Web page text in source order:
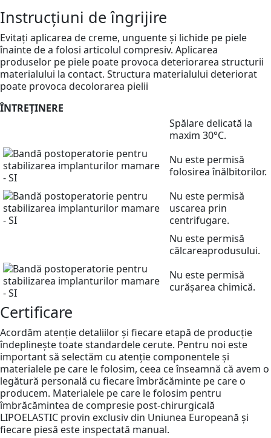
Instrucțiuni de îngrijire
Evitați aplicarea de creme, unguente și lichide pe piele
înainte de a folosi articolul compresiv. Aplicarea
produselor pe piele poate provoca deteriorarea structurii
materialului la contact. Structura materialului deteriorat
poate provoca decolorarea pielii
ÎNTREȚINERE
Spălare delicată la
maxim 30°C.
Nu este permisă
folosirea înălbitorilor.
Nu este permisă
uscarea prin
centrifugare.
Nu este permisă
călcareaprodusului.
Nu este permisă
curășarea chimică.
Certificare
Acordăm atenție detaliilor și fiecare etapă de producție
îndeplinește toate standardele cerute. Pentru noi este
important să selectăm cu atenție componentele și
materialele pe care le folosim, ceea ce înseamnă că avem o
legătură personală cu fiecare îmbrăcăminte pe care o
producem. Materialele pe care le folosim pentru
îmbrăcămintea de compresie post-chirurgicală
LIPOELASTIC provin exclusiv din Uniunea Europeană și
fiecare piesă este inspectată manual.